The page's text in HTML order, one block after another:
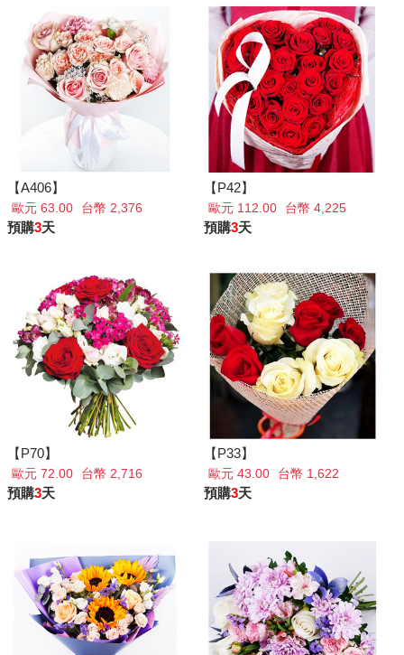
【A406】
歐元 63.00 台幣 2,376
預購3天
【P42】
歐元 112.00 台幣 4,225
預購3天
【P70】
歐元 72.00 台幣 2,716
預購3天
【P33】
歐元 43.00 台幣 1,622
預購3天